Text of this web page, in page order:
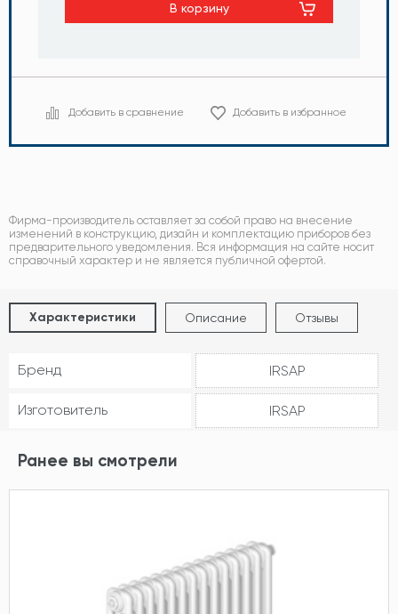
В корзину
Добавить в сравнение Добавить в избранное
Фирма-производитель оставляет за собой право на внесение
изменений в конструкцию, дизайн и комплектацию приборов без
предварительного уведомления. Вся информация на сайте носит
справочный характер и не является публичной офертой.
Характеристики Описание Отзывы
Бренд IRSAP
Изготовитель IRSAP
Ранее вы смотрели